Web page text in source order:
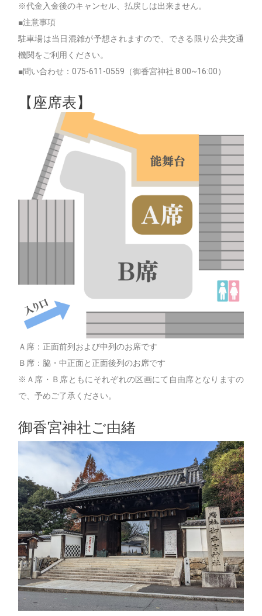
※代金入金後のキャンセル、払戻しは出来ません。
■注意事項
駐車場は当日混雑が予想されますので、できる限り公共交通
機関をご利用ください。
■問い合わせ：075-611-0559（御香宮神社 8:00~16:00）
【座席表】
Ａ席：正面前列および中列のお席です
Ｂ席：脇・中正面と正面後列のお席です
※Ａ席・Ｂ席ともにそれぞれの区画にて自由席となりますの
で、予めご了承ください。
御香宮神社ご由緒